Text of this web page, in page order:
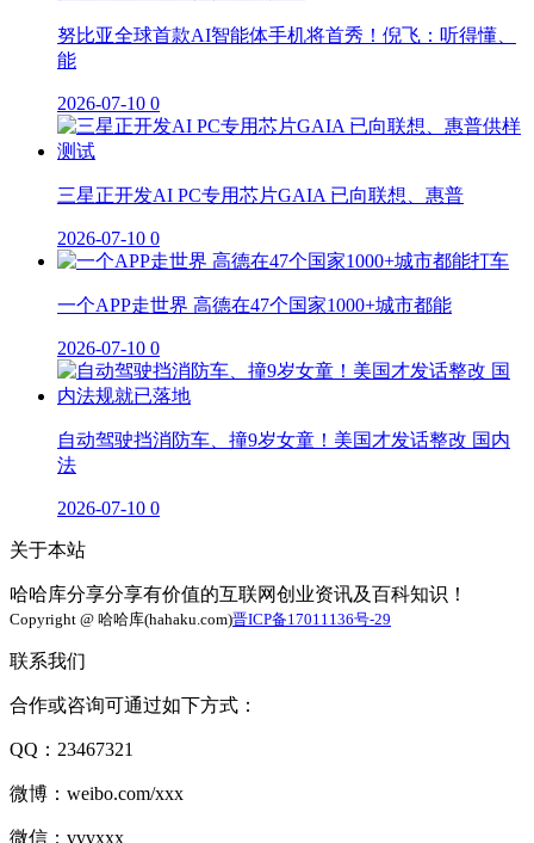
努比亚全球首款AI智能体手机将首秀！倪飞：听得懂、
能
2026-07-10 0
三星正开发AI PC专用芯片GAIA 已向联想、惠普
2026-07-10 0
一个APP走世界 高德在47个国家1000+城市都能
2026-07-10 0
自动驾驶挡消防车、撞9岁女童！美国才发话整改 国内
法
2026-07-10 0
关于本站
哈哈库分享分享有价值的互联网创业资讯及百科知识！
Copyright @ 哈哈库(hahaku.com)晋ICP备17011136号-29
联系我们
合作或咨询可通过如下方式：
QQ：23467321
微博：weibo.com/xxx
微信：vvvxxx